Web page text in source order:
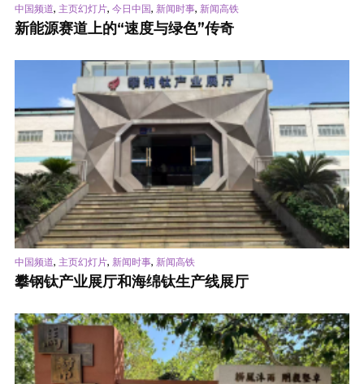
中国频道, 主页幻灯片, 今日中国, 新闻时事, 新闻高铁
新能源赛道上的“速度与绿色”传奇
中国频道, 主页幻灯片, 新闻时事, 新闻高铁
攀钢钛产业展厅和海绵钛生产线展厅